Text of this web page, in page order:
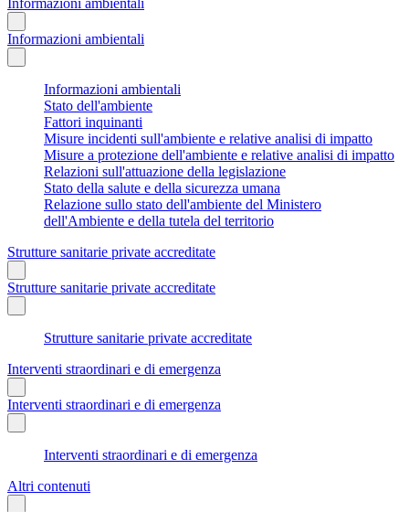
Informazioni ambientali
Informazioni ambientali
Stato dell'ambiente
Fattori inquinanti
Misure incidenti sull'ambiente e relative analisi di impatto
Misure a protezione dell'ambiente e relative analisi di impatto
Relazioni sull'attuazione della legislazione
Stato della salute e della sicurezza umana
Relazione sullo stato dell'ambiente del Ministero
dell'Ambiente e della tutela del territorio
Strutture sanitarie private accreditate
Strutture sanitarie private accreditate
Strutture sanitarie private accreditate
Interventi straordinari e di emergenza
Interventi straordinari e di emergenza
Interventi straordinari e di emergenza
Altri contenuti